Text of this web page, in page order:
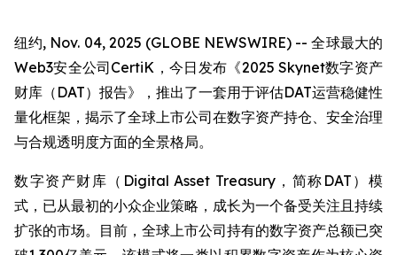
纽约, Nov. 04, 2025 (GLOBE NEWSWIRE) -- 全球最大的
Web3安全公司CertiK，今日发布《2025 Skynet数字资产
财库（DAT）报告》，推出了一套用于评估DAT运营稳健性
量化框架，揭示了全球上市公司在数字资产持仓、安全治理
与合规透明度方面的全景格局。
数字资产财库（Digital Asset Treasury，简称DAT）模
式，已从最初的小众企业策略，成长为一个备受关注且持续
扩张的市场。目前，全球上市公司持有的数字资产总额已突